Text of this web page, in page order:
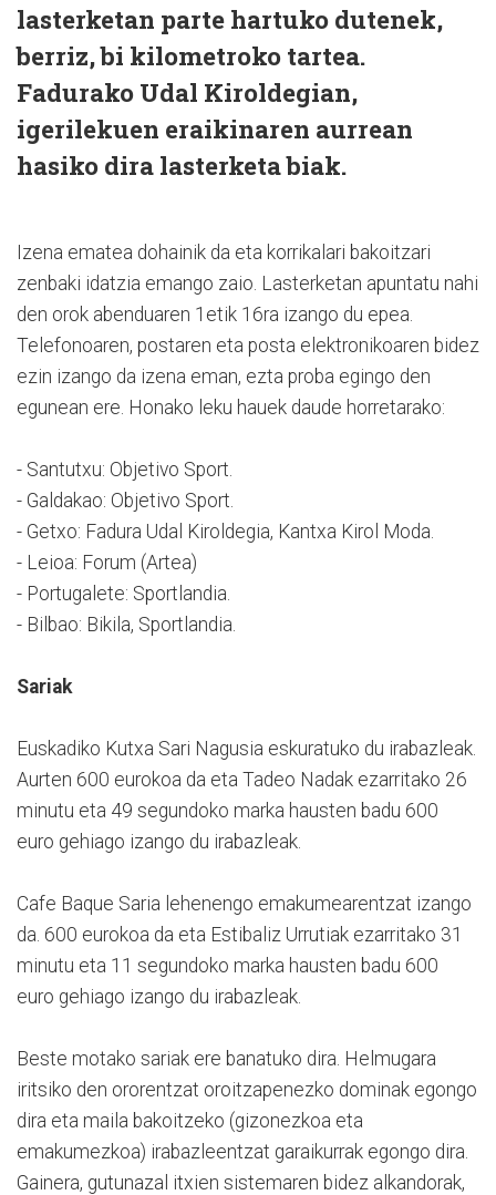
lasterketan parte hartuko dutenek,
berriz, bi kilometroko tartea.
Fadurako Udal Kiroldegian,
igerilekuen eraikinaren aurrean
hasiko dira lasterketa biak.
Izena ematea dohainik da eta korrikalari bakoitzari
zenbaki idatzia emango zaio. Lasterketan apuntatu nahi
den orok abenduaren 1etik 16ra izango du epea.
Telefonoaren, postaren eta posta elektronikoaren bidez
ezin izango da izena eman, ezta proba egingo den
egunean ere. Honako leku hauek daude horretarako:
- Santutxu: Objetivo Sport.
- Galdakao: Objetivo Sport.
- Getxo: Fadura Udal Kiroldegia, Kantxa Kirol Moda.
- Leioa: Forum (Artea)
- Portugalete: Sportlandia.
- Bilbao: Bikila, Sportlandia.
Sariak
Euskadiko Kutxa Sari Nagusia eskuratuko du irabazleak.
Aurten 600 eurokoa da eta Tadeo Nadak ezarritako 26
minutu eta 49 segundoko marka hausten badu 600
euro gehiago izango du irabazleak.
Cafe Baque Saria lehenengo emakumearentzat izango
da. 600 eurokoa da eta Estibaliz Urrutiak ezarritako 31
minutu eta 11 segundoko marka hausten badu 600
euro gehiago izango du irabazleak.
Beste motako sariak ere banatuko dira. Helmugara
iritsiko den ororentzat oroitzapenezko dominak egongo
dira eta maila bakoitzeko (gizonezkoa eta
emakumezkoa) irabazleentzat garaikurrak egongo dira.
Gainera, gutunazal itxien sistemaren bidez alkandorak,